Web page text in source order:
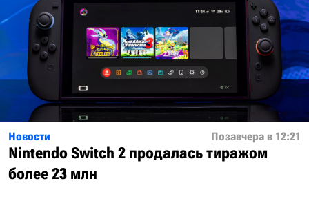
Новости Позавчера в 12:21
Nintendo Switch 2 продалась тиражом
более 23 млн